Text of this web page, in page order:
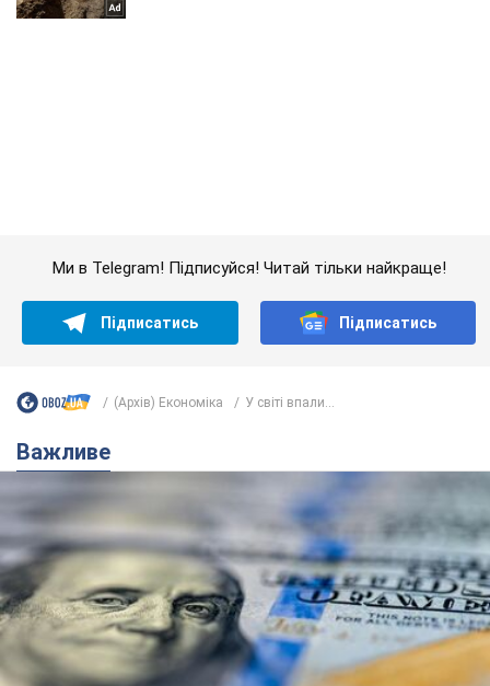
Банки "готуються" до нового курсу долара:
українцям розповіли, чого очікувати
найближчими днями
Яким буде курс валюти в обмінниках
11 часов назад 149,9 т.